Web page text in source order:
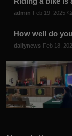
admin Feb 19, 2025
How well do
dailynews Feb 18,